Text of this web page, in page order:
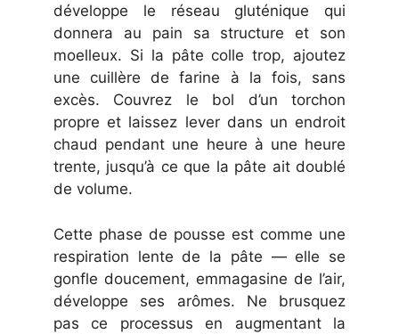
développe le réseau gluténique qui
donnera au pain sa structure et son
moelleux. Si la pâte colle trop, ajoutez
une cuillère de farine à la fois, sans
excès. Couvrez le bol d’un torchon
propre et laissez lever dans un endroit
chaud pendant une heure à une heure
trente, jusqu’à ce que la pâte ait doublé
de volume.
Cette phase de pousse est comme une
respiration lente de la pâte — elle se
gonfle doucement, emmagasine de l’air,
développe ses arômes. Ne brusquez
pas ce processus en augmentant la